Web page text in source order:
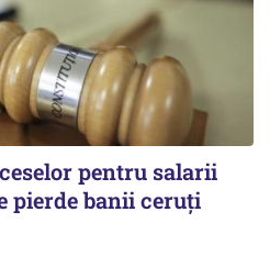
pentru salarii
pierde banii ceruți